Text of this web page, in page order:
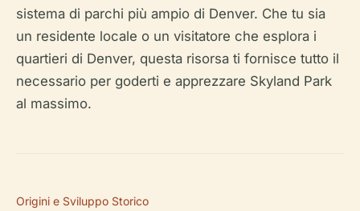
sistema di parchi più ampio di Denver. Che tu sia
un residente locale o un visitatore che esplora i
quartieri di Denver, questa risorsa ti fornisce tutto il
necessario per goderti e apprezzare Skyland Park
al massimo.
Origini e Sviluppo Storico